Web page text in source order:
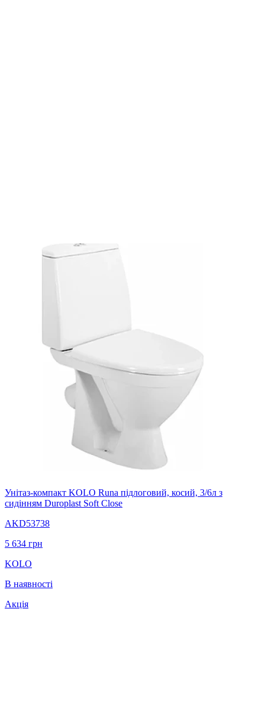
Унітаз-компакт KOLO Runa підлоговий, косий, 3/6л з
сидінням Duroplast Soft Close
AKD53738
5 634 грн
KOLO
В наявності
Акція